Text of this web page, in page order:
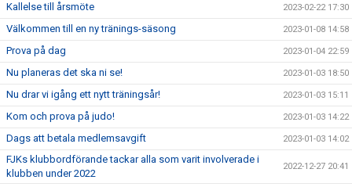
Kallelse till årsmöte 2023-02-22 17:30
Välkommen till en ny tränings-säsong 2023-01-08 14:58
Prova på dag 2023-01-04 22:59
Nu planeras det ska ni se! 2023-01-03 18:50
Nu drar vi igång ett nytt träningsår! 2023-01-03 15:11
Kom och prova på judo! 2023-01-03 14:22
Dags att betala medlemsavgift 2023-01-03 14:02
FJKs klubbordförande tackar alla som varit involverade i
klubben under 2022
2022-12-27 20:41